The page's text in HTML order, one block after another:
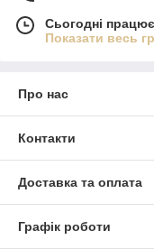
Сьогодні
Показати весь
Про нас
Контакти
Доставка та оплата
Графік роботи